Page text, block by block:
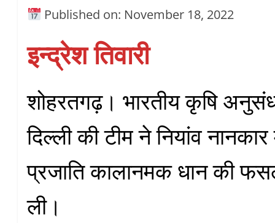
Published on: November 18, 2022
इन्द्रेश तिवारी
शोहरतगढ़। भारतीय कृषि
दिल्ली की टीम ने नियांव
प्रजाति कालानमक धान की
ली।